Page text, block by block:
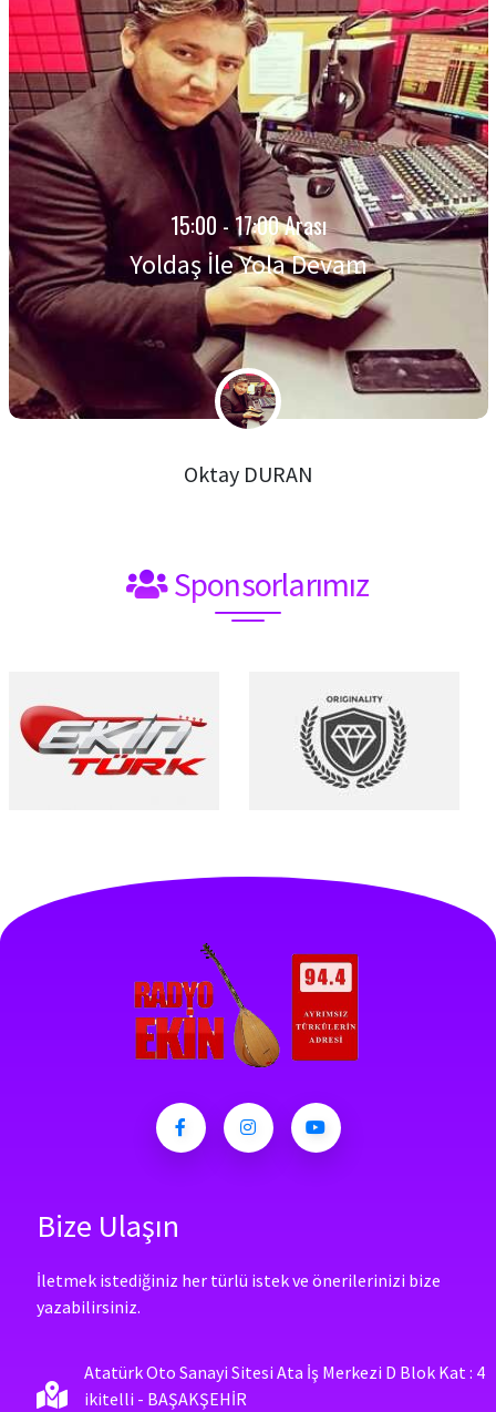
15:00 - 17:00 Arası
Yoldaş İle Yola Devam
Oktay DURAN
Sponsorlarımız
Bize Ulaşın
İletmek istediğiniz her türlü istek ve önerilerinizi bize
yazabilirsiniz.
Atatürk Oto Sanayi Sitesi Ata İş Merkezi D Blok Kat : 4
ikitelli - BAŞAKŞEHİR